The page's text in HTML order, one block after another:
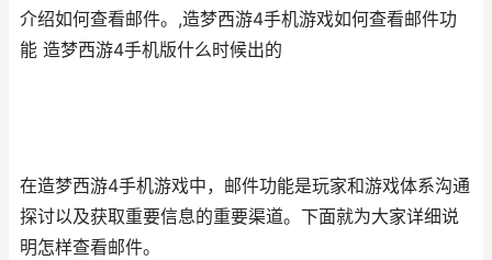
介绍如何查看邮件。,造梦西游4手机游戏如何查看邮件功
能 造梦西游4手机版什么时候出的
在造梦西游4手机游戏中，邮件功能是玩家和游戏体系沟通
探讨以及获取重要信息的重要渠道。下面就为大家详细说
明怎样查看邮件。